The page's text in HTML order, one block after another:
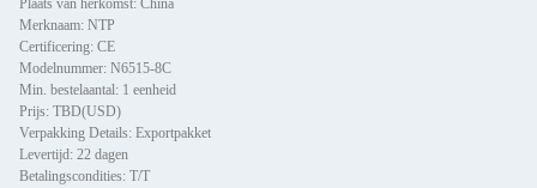
Plaats van herkomst: China
Merknaam: NTP
Certificering: CE
Modelnummer: N6515-8C
Min. bestelaantal: 1 eenheid
Prijs: TBD(USD)
Verpakking Details: Exportpakket
Levertijd: 22 dagen
Betalingscondities: T/T